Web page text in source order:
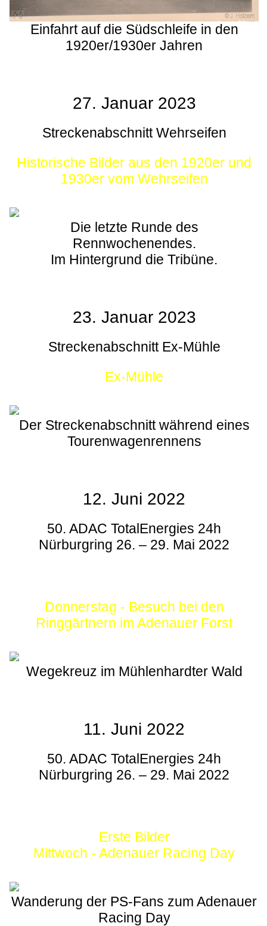
Einfahrt auf die Südschleife in den
1920er/1930er Jahren
27. Januar 2023
Streckenabschnitt Wehrseifen
Historische Bilder aus den 1920er und
1930er vom Wehrseifen
Die letzte Runde des
Rennwochenendes.
Im Hintergrund die Tribüne.
23. Januar 2023
Streckenabschnitt Ex-Mühle
Ex-Mühle
Der Streckenabschnitt während eines
Tourenwagenrennens
12. Juni 2022
50. ADAC TotalEnergies 24h
Nürburgring 26. – 29. Mai 2022
Donnerstag - Besuch bei den
Ringgärtnern im Adenauer Forst
Wegekreuz im Mühlenhardter Wald
11. Juni 2022
50. ADAC TotalEnergies 24h
Nürburgring 26. – 29. Mai 2022
Erste Bilder
Mittwoch - Adenauer Racing Day
Wanderung der PS-Fans zum Adenauer
Racing Day